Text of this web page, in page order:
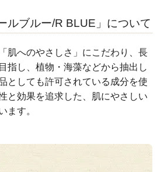
ルブルー/R BLUE」について
肌へのやさしさ」にこだわり、長
指し、植物・海藻などから抽出し
としても許可されている成分を使
と効果を追求した、肌にやさしい
ます。